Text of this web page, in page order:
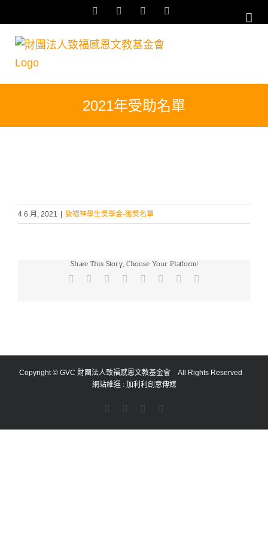
to
content
FacebookYouTubeEmail:
2021年受助名單
4 6 月, 2021 致福神學生獎學金-獲獎名單
Share This Story, Choose Your Platform!
Facebook Reddit LinkedIn
TumblrPinterest
Copyright © GVC 財團法人致福感恩文教基金會 All Rights Reserved
網站維運 : 加利利創意傳媒
FacebookYouTube
Email: